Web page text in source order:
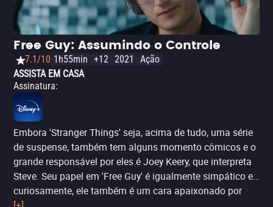
Free Guy: Assumindo o Controle
7.1/10 1h55min +12 2021
Ação
ASSISTA EM CASA
Assinatura:
Embora 'Stranger Things' seja, acima de tudo, uma série
de suspense, também tem alguns momento cômicos e o
grande responsável por eles é Joey Keery, que interpreta
Steve. Seu papel em 'Free Guy' é igualmente simpático e,
curiosamente, ele também é um cara apaixonado por